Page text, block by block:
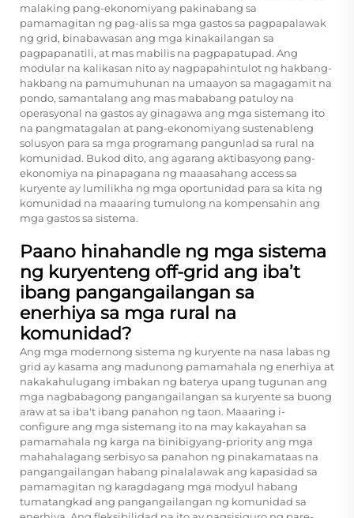
malaking pang-ekonomiyang pakinabang sa
pamamagitan ng pag-alis sa mga gastos sa pagpapalawak
ng grid, binabawasan ang mga kinakailangan sa
pagpapanatili, at mas mabilis na pagpapatupad. Ang
modular na kalikasan nito ay nagpapahintulot ng hakbang-
hakbang na pamumuhunan na umaayon sa magagamit na
pondo, samantalang ang mas mababang patuloy na
operasyonal na gastos ay ginagawa ang mga sistemang ito
na pangmatagalan at pang-ekonomiyang sustenableng
solusyon para sa mga programang pangunlad sa rural na
komunidad. Bukod dito, ang agarang aktibasyong pang-
ekonomiya na pinapagana ng maaasahang access sa
kuryente ay lumilikha ng mga oportunidad para sa kita ng
komunidad na maaaring tumulong na kompensahin ang
mga gastos sa sistema.
Paano hinahandle ng mga sistema
ng kuryenteng off-grid ang iba’t
ibang pangangailangan sa
enerhiya sa mga rural na
komunidad?
Ang mga modernong sistema ng kuryente na nasa labas ng
grid ay kasama ang madunong pamamahala ng enerhiya at
nakakahulugang imbakan ng baterya upang tugunan ang
mga nagbabagong pangangailangan sa kuryente sa buong
araw at sa iba't ibang panahon ng taon. Maaaring i-
configure ang mga sistemang ito na may kakayahan sa
pamamahala ng karga na binibigyang-priority ang mga
mahahalagang serbisyo sa panahon ng pinakamataas na
pangangailangan habang pinalalawak ang kapasidad sa
pamamagitan ng karagdagang mga modyul habang
tumatangkad ang pangangailangan ng komunidad sa